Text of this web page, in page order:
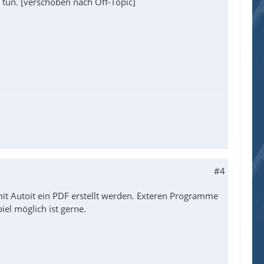
#4
Autoit ein PDF erstellt werden. Exteren Programme
möglich ist gerne.